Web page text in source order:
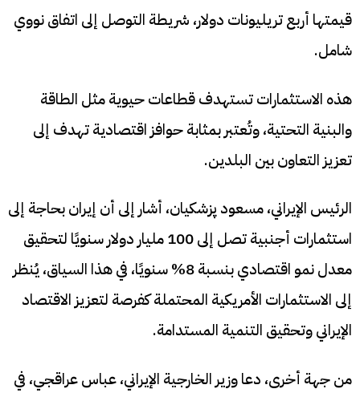
قيمتها أربع تريليونات دولار، شريطة التوصل إلى اتفاق نووي
شامل.
هذه الاستثمارات تستهدف قطاعات حيوية مثل الطاقة
والبنية التحتية، وتُعتبر بمثابة حوافز اقتصادية تهدف إلى
تعزيز التعاون بين البلدين.​
الرئيس الإيراني، مسعود پزشكيان، أشار إلى أن إيران بحاجة إلى
استثمارات أجنبية تصل إلى 100 مليار دولار سنويًا لتحقيق
معدل نمو اقتصادي بنسبة 8% سنويًا، في هذا السياق، يُنظر
إلى الاستثمارات الأمريكية المحتملة كفرصة لتعزيز الاقتصاد
الإيراني وتحقيق التنمية المستدامة.​
من جهة أخرى، دعا وزير الخارجية الإيراني، عباس عراقجي، في